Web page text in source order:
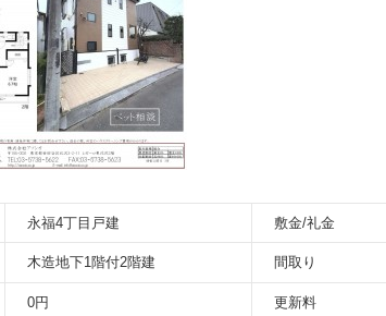
永福4丁目戸建 敷金/礼金
木造地下1階付2階建 間取り
0円 更新料